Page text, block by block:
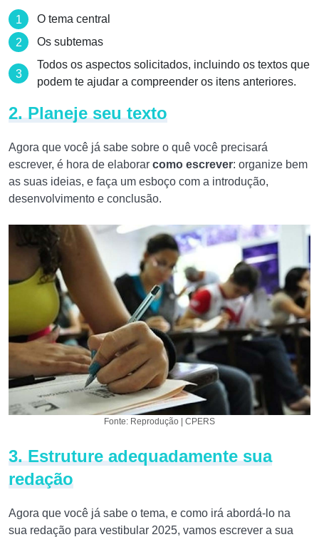
O tema central
Os subtemas
Todos os aspectos solicitados, incluindo os textos que
podem te ajudar a compreender os itens anteriores.
2. Planeje seu texto
Agora que você já sabe sobre o quê você precisará
escrever, é hora de elaborar como escrever: organize bem
as suas ideias, e faça um esboço com a introdução,
desenvolvimento e conclusão.
Fonte: Reprodução | CPERS
3. Estruture adequadamente sua
redação
Agora que você já sabe o tema, e como irá abordá-lo na
sua redação para vestibular 2025, vamos escrever a sua